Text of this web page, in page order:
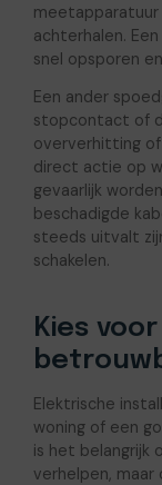
achterhalen.
snel opsporen
Een ander
stopcontact of
oververhitting of
direct actie op
gevaarlijk
beschadigde
steeds uitvalt
schakelen.
Kies
Elektrische
woning of een
is het belangrijk
verhelpen,